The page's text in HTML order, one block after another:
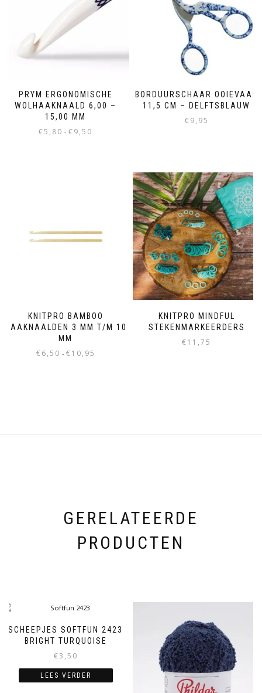
PRYM ERGONOMISCHE
WOLHAAKNAALD 6,00 –
15,00 MM
€5,80 - €9,50
BORDUURSCHAAR OOIEVAAR
11,5 CM – DELFTSBLAUW
€9,95
KNITPRO BAMBOO
HAAKNAALDEN 3 MM T/M 10
MM
€6,50 - €10,95
KNITPRO MINDFUL
STEKENMARKEERDERS
€11,75
GERELATEERDE
PRODUCTEN
SCHEEPJES SOFTFUN 2423
BRIGHT TURQUOISE
€3,50
LEES VERDER